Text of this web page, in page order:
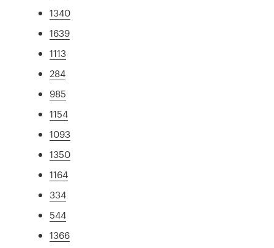
1340
1639
1113
284
985
1154
1093
1350
1164
334
544
1366